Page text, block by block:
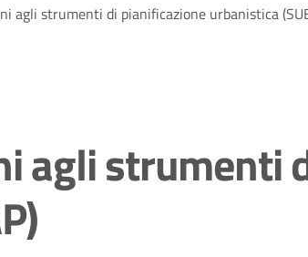
agli strumenti di pianificazione urbanistica
agli strumenti